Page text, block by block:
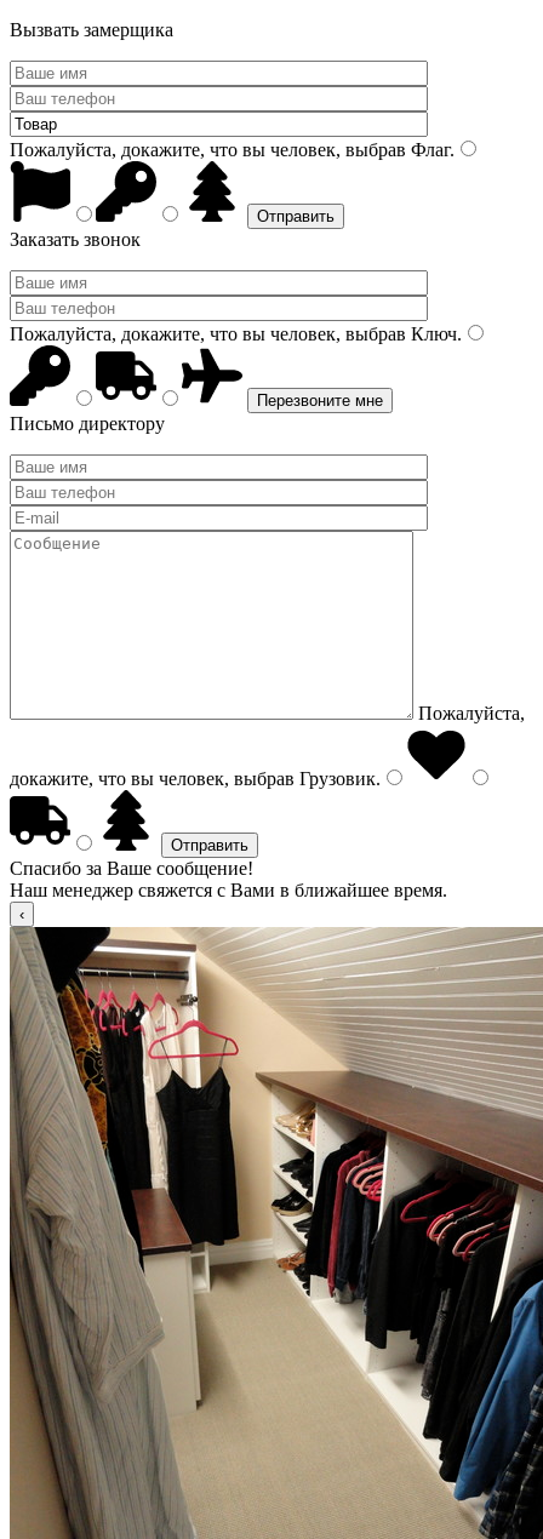
Вызвать замерщика
Пожалуйста, докажите, что вы человек, выбрав Флаг.
Заказать звонок
Пожалуйста, докажите, что вы человек, выбрав Ключ.
Письмо директору
Пожалуйста,
докажите, что вы человек, выбрав Грузовик.
Спасибо за Ваше сообщение!
Наш менеджер свяжется с Вами в ближайшее время.